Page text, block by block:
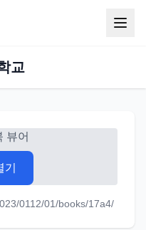
교
뷰어
0112/01/books/17a4/